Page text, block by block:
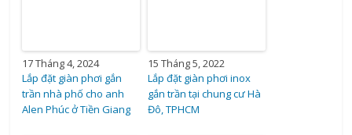
17 Tháng 4, 2024
Lắp đặt giàn phơi gắn
trần nhà phố cho anh
Alen Phúc ở Tiền Giang
15 Tháng 5, 2022
Lắp đặt giàn phơi inox
gắn trần tại chung cư Hà
Đô, TPHCM